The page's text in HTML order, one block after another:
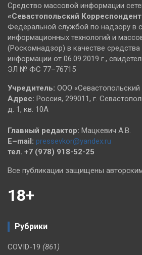
Средство массовой информации
«Севастопольский
Федеральной службой по надзору в
информационных технологий и
(Роскомнадзор) в качестве
информации от 06.09.2019 г.,
ЭЛ № ФС 77–76715
Учредитель: ООО «Севастопольский
Адрес: Россия, 299011, г.
д. 1, кв. 10А
Главный редактор: Мацкевич А.В.
E–mail: pressevkor@yandex.ru
тел. +7 (978) 918-52-25
Все публикации защищены
18+
Рубрики
COVID-19 (861)